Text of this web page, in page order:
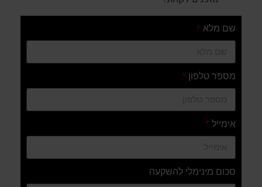
שם מלא
מספר טלפון
אימייל
סכום מינימלי להשקעה